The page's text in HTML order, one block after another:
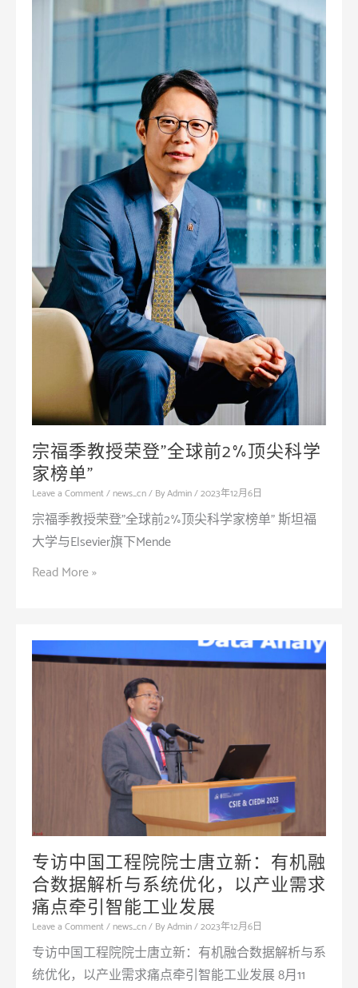
宗福季教授荣登”全球前2%顶尖科学
家榜单”
Leave a Comment/news_cn/ ByAdmin/2023年12月6日
宗福季教授荣登”全球前2%顶尖科学家榜单” 斯坦福
大学与Elsevier旗下Mende
宗
教
授
尖
科
学
家
榜
单”
Read More »
专访中国工程院院士唐立新：有机融
合数据解析与系统优化，以产业需求
痛点牵引智能工业发展
Leave a Comment/news_cn/ ByAdmin/2023年12月6日
专访中国工程院院士唐立新：有机融合数据解析与系
统优化，以产业需求痛点牵引智能工业发展 8月11